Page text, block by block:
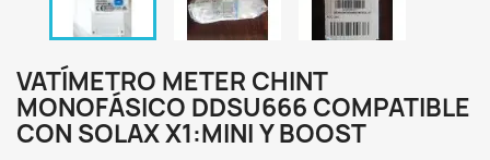
VATÍMETRO METER CHINT
MONOFÁSICO DDSU666 COMPATIBLE
CON SOLAX X1:MINI Y BOOST